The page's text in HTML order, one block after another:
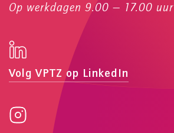
Op werkdagen 9.00 — 17.00 uur
Volg VPTZ op LinkedIn